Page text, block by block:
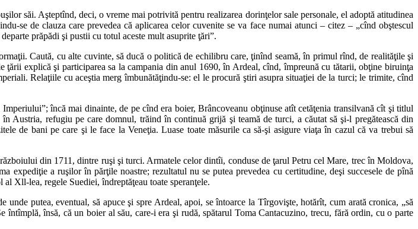
săi. Aşteptînd, deci, o vreme mai potrivită pentru realizarea dorinţelor sale personale, el adoptă atitudinea
se de clauza care prevedea că aplicarea celor cuvenite se va face numai atunci – citez – „cînd obştescul
prăpădi şi pustii cu totul aceste mult asuprite ţări”.
Caută, cu alte cuvinte, să ducă o politică de echilibru care, ţinînd seamă, în primul rînd, de realităţile şi
explică şi participarea sa la campania din anul 1690, în Ardeal, cînd, împreună cu tătarii, obţine biruinţa
Relaţiile cu aceştia merg îmbunătăţindu-se: el le procură ştiri asupra situaţiei de la turci; le trimite, cînd
încă mai dinainte, de pe cînd era boier, Brâncoveanu obţinuse atît cetăţenia transilvană cît şi titlul
Austria, refugiu pe care domnul, trăind în continuă grijă şi teamă de turci, a căutat să şi-l pregătească din
de bani pe care şi le face la Veneţia. Luase toate măsurile ca să-şi asigure viaţa în cazul că va trebui să
din 1711, dintre ruşi şi turci. Armatele celor dintîi, conduse de ţarul Petru cel Mare, trec în Moldova,
a ruşilor în părţile noastre; rezultatul nu se putea prevedea cu certitudine, deşi succesele de pînă
Xll-lea, regele Suediei, îndreptăţeau toate speranţele.
putea, eventual, să apuce şi spre Ardeal, apoi, se întoarce la Tîrgovişte, hotărît, cum arată cronica, „să
însă, că un boier al său, care-i era şi rudă, spătarul Toma Cantacuzino, trecu, fără ordin, cu o parte